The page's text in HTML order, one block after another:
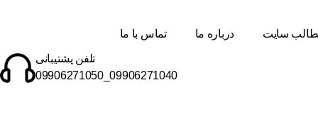
سایت درباره ما تماس با ما
تلفن پشتیبانی
09906271040_09906271050